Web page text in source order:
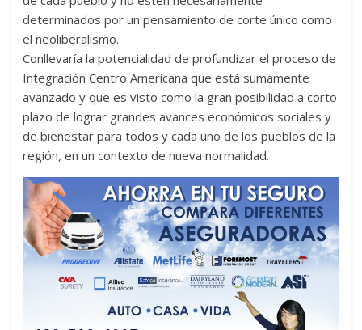
determinados por un pensamiento de corte único como
el neoliberalismo.
Conllevaría la potencialidad de profundizar el proceso de
Integración Centro Americana que está sumamente
avanzado y que es visto como la gran posibilidad a corto
plazo de lograr grandes avances económicos sociales y
de bienestar para todos y cada uno de los pueblos de la
región, en un contexto de nueva normalidad.